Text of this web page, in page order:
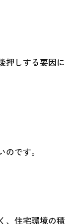
押しする要因に
です。
、住宅環境の積